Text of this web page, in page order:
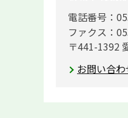
電話番号：
ファクス：
〒441-1392
お問い合